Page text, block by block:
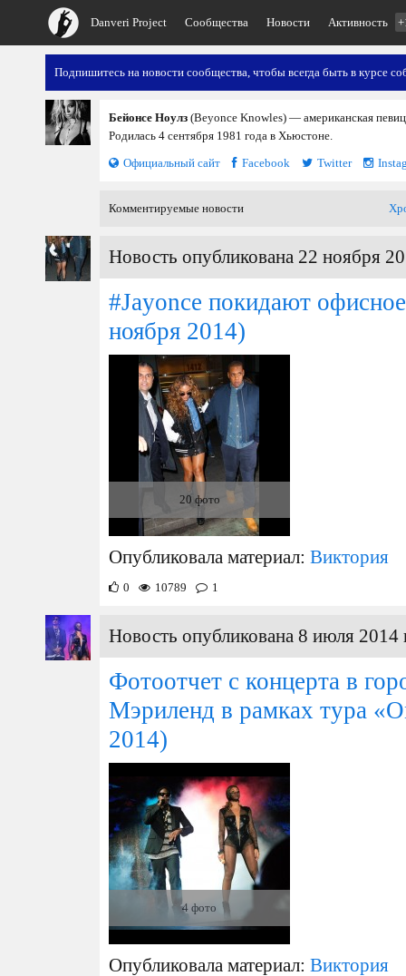
Danveri Project Сообщества Новости Активность
Подпишитесь на новости сообщества, чтобы всегда быть в курсе
Бейонсе Ноулз (Beyonce Knowles) — американская
Родилась 4 сентября 1981 года в Хьюстоне.
Официальный сайт
Facebook Twitter
Комментируемые новости
Новость опубликована 22 ноября
#Jayonce покидают
ноября 2014)
20 фото
Опубликовала материал: Виктория
0 10789 1
Новость опубликована 8 июля 2014
Фотоотчет с концерта в
Мэриленд в рамках тура
2014)
4 фото
Опубликовала материал: Виктория